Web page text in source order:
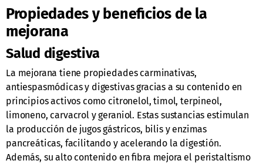
Propiedades y beneficios de la
mejorana
Salud digestiva
La mejorana tiene propiedades carminativas,
antiespasmódicas y digestivas gracias a su contenido en
principios activos como citronelol, timol, terpineol,
limoneno, carvacrol y geraniol. Estas sustancias estimulan
la producción de jugos gástricos, bilis y enzimas
pancreáticas, facilitando y acelerando la digestión.
Además, su alto contenido en fibra mejora el peristaltismo